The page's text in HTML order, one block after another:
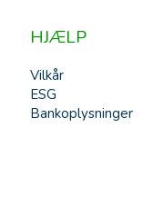
Vilkår
ESG
Bankoplysninger
HJÆLP